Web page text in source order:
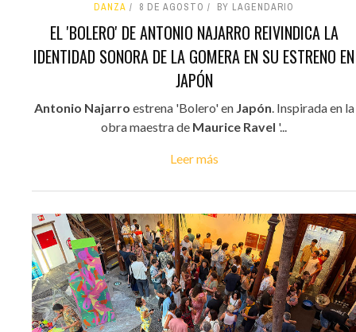
DANZA 8 DE AGOSTO BY LAGENDARIO
EL 'BOLERO' DE ANTONIO NAJARRO REIVINDICA LA
IDENTIDAD SONORA DE LA GOMERA EN SU ESTRENO EN
JAPÓN
Antonio Najarro estrena 'Bolero' en Japón. Inspirada en la
obra maestra de Maurice Ravel '...
Leer más